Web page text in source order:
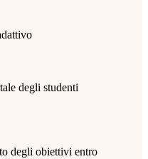
degli studenti
degli obiettivi entro